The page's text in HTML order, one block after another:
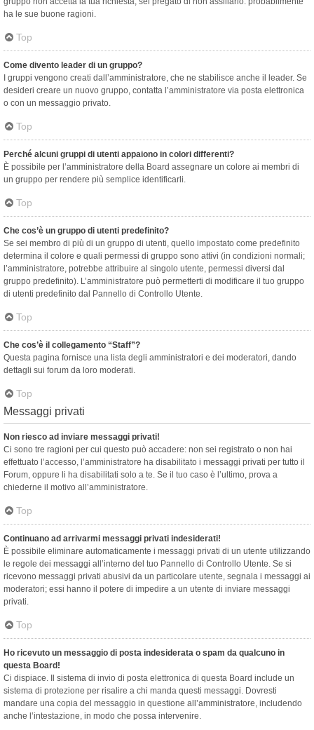
ha le sue buone ragioni.
Top
Come divento leader di un gruppo?
I gruppi vengono creati dall’amministratore, che ne stabilisce anche il leader. Se
desideri creare un nuovo gruppo, contatta l’amministratore via posta elettronica
o con un messaggio privato.
Top
Perché alcuni gruppi di utenti appaiono in colori differenti?
È possibile per l’amministratore della Board assegnare un colore ai membri di
un gruppo per rendere più semplice identificarli.
Top
Che cos’è un gruppo di utenti predefinito?
Se sei membro di più di un gruppo di utenti, quello impostato come predefinito
determina il colore e quali permessi di gruppo sono attivi (in condizioni normali;
l’amministratore, potrebbe attribuire al singolo utente, permessi diversi dal
gruppo predefinito). L’amministratore può permetterti di modificare il tuo gruppo
di utenti predefinito dal Pannello di Controllo Utente.
Top
Che cos’è il collegamento “Staff”?
Questa pagina fornisce una lista degli amministratori e dei moderatori, dando
dettagli sui forum da loro moderati.
Top
Messaggi privati
Non riesco ad inviare messaggi privati!
Ci sono tre ragioni per cui questo può accadere: non sei registrato o non hai
effettuato l’accesso, l’amministratore ha disabilitato i messaggi privati per tutto il
Forum, oppure li ha disabilitati solo a te. Se il tuo caso è l’ultimo, prova a
chiederne il motivo all’amministratore.
Top
Continuano ad arrivarmi messaggi privati indesiderati!
È possibile eliminare automaticamente i messaggi privati ​​di un utente utilizzando
le regole dei messaggi all’interno del tuo Pannello di Controllo Utente. Se si
ricevono messaggi privati ​​abusivi da un particolare utente, segnala i messaggi ai
moderatori; essi hanno il potere di impedire a un utente di inviare messaggi
privati​​.
Top
Ho ricevuto un messaggio di posta indesiderata o spam da qualcuno in
questa Board!
Ci dispiace. Il sistema di invio di posta elettronica di questa Board include un
sistema di protezione per risalire a chi manda questi messaggi. Dovresti
mandare una copia del messaggio in questione all’amministratore, includendo
anche l’intestazione, in modo che possa intervenire.